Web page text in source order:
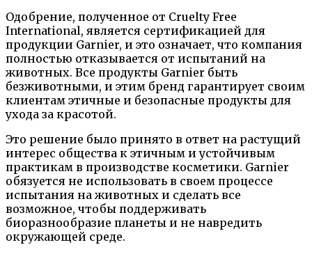
Одобрение, полученное от Cruelty Free
International, является сертификацией для
продукции Garnier, и это означает, что компания
полностью отказывается от испытаний на
животных. Все продукты Garnier быть
безживотными, и этим бренд гарантирует своим
клиентам этичные и безопасные продукты для
ухода за красотой.
Это решение было принято в ответ на растущий
интерес общества к этичным и устойчивым
практикам в производстве косметики. Garnier
обязуется не использовать в своем процессе
испытания на животных и сделать все
возможное, чтобы поддерживать
биоразнообразие планеты и не навредить
окружающей среде.